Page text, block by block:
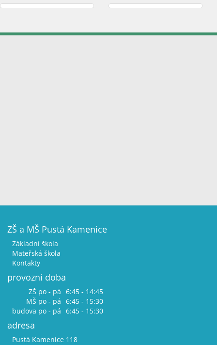
ZŠ a MŠ Pustá Kamenice
Základní škola
Mateřská škola
Kontakty
provozní doba
ZŠ po - pá 6:45 - 14:45
MŠ po - pá 6:45 - 15:30
budova po - pá 6:45 - 15:30
adresa
Pustá Kamenice 118